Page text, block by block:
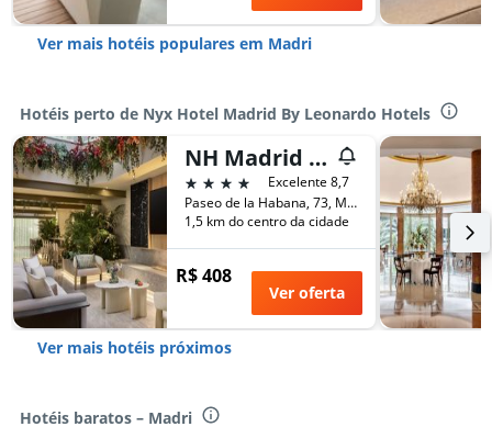
Ver mais hotéis populares em Madri
Hotéis perto de Nyx Hotel Madrid By Leonardo Hotels
NH Madrid Paseo de la Habana
4 estrelas
Excelente 8,7
Paseo de la Habana, 73, Madri, Espanha
1,5 km do centro da cidade
R$ 408
Ver oferta
Ver mais hotéis próximos
Hotéis baratos – Madri